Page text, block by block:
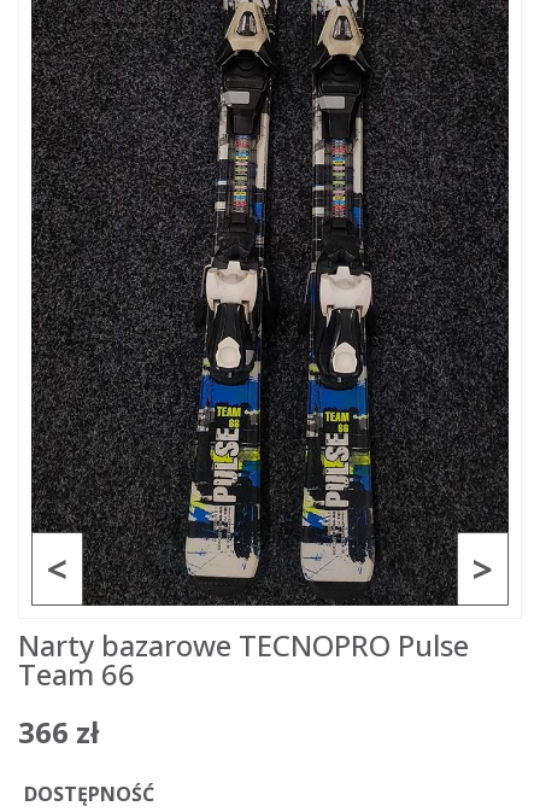
>
<
Narty bazarowe TECNOPRO Pulse
Team 66
366 zł
DOSTĘPNOŚĆ